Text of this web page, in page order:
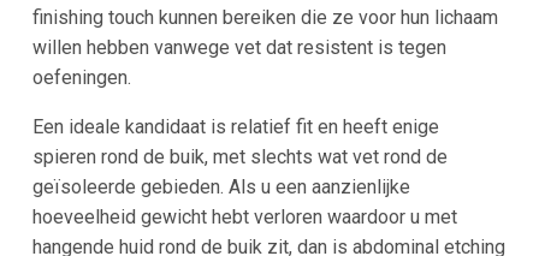
finishing touch kunnen bereiken die ze voor hun lichaam
willen hebben vanwege vet dat resistent is tegen
oefeningen.
Een ideale kandidaat is relatief fit en heeft enige
spieren rond de buik, met slechts wat vet rond de
geïsoleerde gebieden. Als u een aanzienlijke
hoeveelheid gewicht hebt verloren waardoor u met
hangende huid rond de buik zit, dan is abdominal etching